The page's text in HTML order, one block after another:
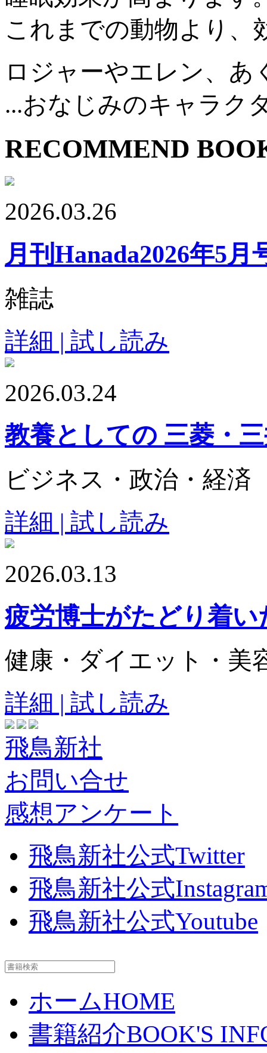
これまでの動物より、
ロジャーやエレン、あ
...おなじみのキャラク
RECOMMEND
2026.03.26
月刊Hanada2026年5月
雑誌
詳細 | 試し読み
2026.03.24
教養としての 三菱・
ビジネス・政治・経済
詳細 | 試し読み
2026.03.13
疲労博士がたどり着
健康・ダイエット・美
詳細 | 試し読み
飛鳥新社
お問い合せ
感想アンケート
飛鳥新社公式Twitter
飛鳥新社公式
飛鳥新社公式Youtube
ホームHOME
書籍紹介BOOK'S